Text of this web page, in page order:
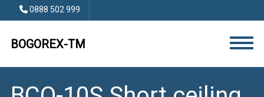
0888 502 999
BOGOREX-TM